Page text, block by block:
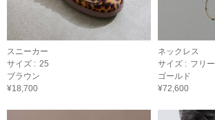
スニーカー
サイズ : 25
ブラウン
¥18,700
ネックレス
サイズ : フリー
ゴールド
¥72,600